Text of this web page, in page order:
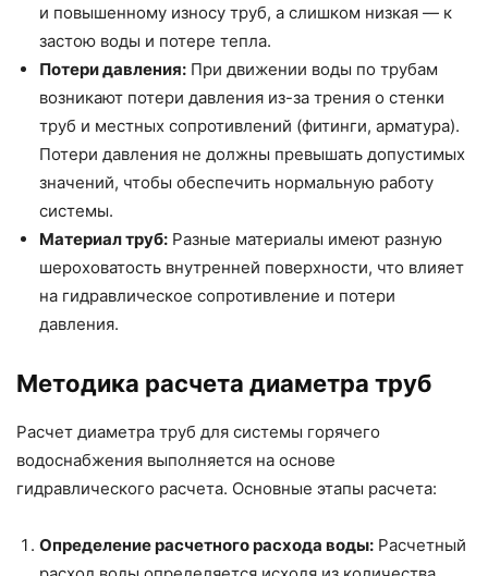
и повышенному износу труб, а слишком низкая — к
застою воды и потере тепла.
Потери давления: При движении воды по трубам
возникают потери давления из-за трения о стенки
труб и местных сопротивлений (фитинги, арматура).
Потери давления не должны превышать допустимых
значений, чтобы обеспечить нормальную работу
системы.
Материал труб: Разные материалы имеют разную
шероховатость внутренней поверхности, что влияет
на гидравлическое сопротивление и потери
давления.
Методика расчета диаметра труб
Расчет диаметра труб для системы горячего
водоснабжения выполняется на основе
гидравлического расчета. Основные этапы расчета:
Определение расчетного расхода воды: Расчетный